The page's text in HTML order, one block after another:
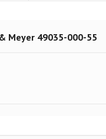
Meyer 49035-000-55